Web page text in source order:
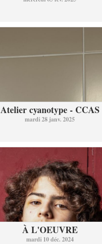
Atelier cyanotype - CCAS
mardi 28 janv. 2025
À L'OEUVRE
mardi 10 déc. 2024